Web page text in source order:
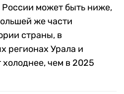
России может быть ниже,
же части
страны, в
регионах Урала и
чем в 2025